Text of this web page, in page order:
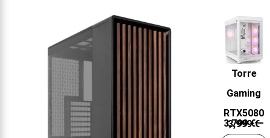
Torre
Gaming
RTX5080
3,799€ –
3,999€